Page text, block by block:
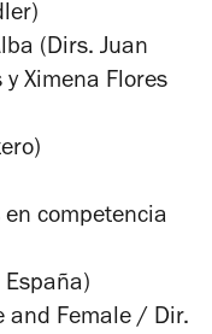
(Dirs. Juan
Ximena Flores
competencia
España)
and Female / Dir.